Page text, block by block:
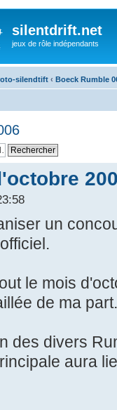
silentdrift.net
jeux de rôle indépendants
silendtift ‹ Boeck Rumble
un
le mois
de ma part.
des divers
aura